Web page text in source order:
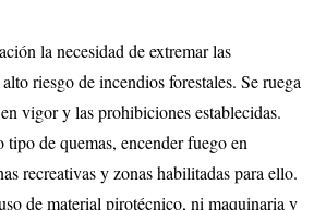
la necesidad de extremar las
riesgo de incendios forestales. Se ruega
vigor y las prohibiciones establecidas.
de quemas, encender fuego en
recreativas y zonas habilitadas para ello.
de material pirotécnico, ni maquinaria y